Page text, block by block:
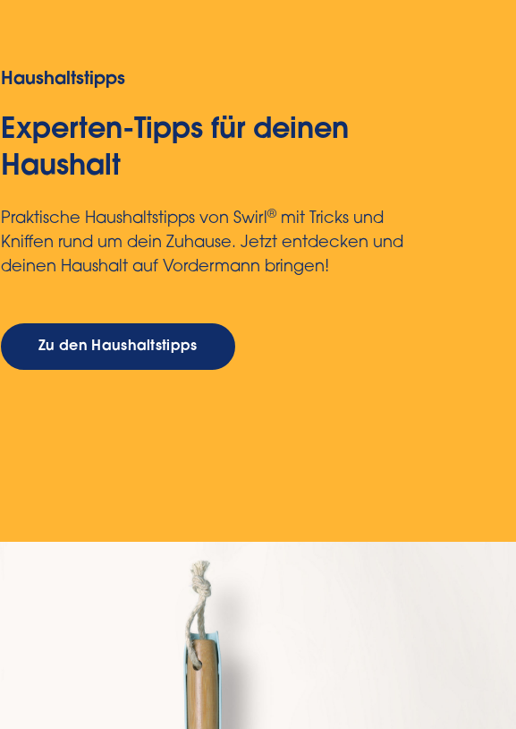
Haushaltstipps
Experten-Tipps für deinen
Haushalt
Praktische Haushaltstipps von Swirl®mit Tricks und
Kniffen rund um dein Zuhause. Jetzt entdecken und
deinen Haushalt auf Vordermann bringen!
Zu den Haushaltstipps